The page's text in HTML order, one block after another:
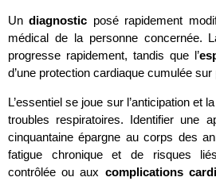
Undiagnostic posé rapidement
médical de la personne concernée.
progresse rapidement, tandis que l’
d’une protection cardiaque cumulée
L’essentiel se joue sur l’anticipation et
troubles respiratoires. Identifier une
cinquantaine épargne au corps des
fatigue chronique et de risques
contrôlée ou aux complications